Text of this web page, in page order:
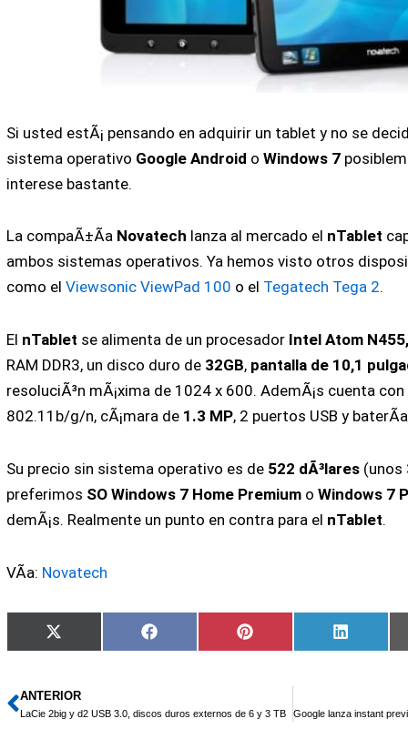
Si usted estÃ¡ pensando en adquirir un tablet y no se
sistema operativo Google Android o Windows 7
interese bastante.
La compaÃ±Ã­a Novatech lanza al mercado el nTablet
ambos sistemas operativos. Ya hemos visto otros
como el Viewsonic ViewPad 100 o el Tegatech Tega 2.
El nTablet se alimenta de un procesador Intel Atom N455,
RAM DDR3, un disco duro de32GB, pantalla de 10,1
resoluciÃ³n mÃ¡xima de 1024 x 600. AdemÃ¡s cuenta
802.11b/g/n, cÃ¡mara de 1.3 MP, 2 puertos USB y
Su precio sin sistema operativo es de 522 dÃ³lares(unos
preferimos SO Windows 7 Home Premium o Windows 7
demÃ¡s. Realmente un punto en contra para el nTablet.
VÃ­a: Novatech
Compartir
en
X
(Twitter)
Compartir
en
Facebook
Compartir
en
Pinterest
en
LinkedIn
Ant
ANTERIOR
LaCie 2big y d2 USB 3.0, discos duros externos de 6 y 3 TB